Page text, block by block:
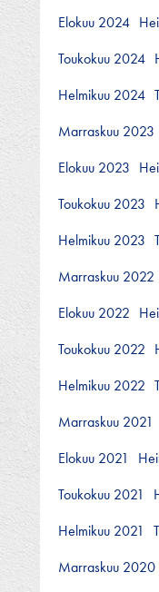
Elokuu 2024
Toukokuu 2024
Helmikuu 2024
Marraskuu 2023
Elokuu 2023
Toukokuu 2023
Helmikuu 2023
Marraskuu 2022
Elokuu 2022
Toukokuu 2022
Helmikuu 2022
Marraskuu 2021
Elokuu 2021
Toukokuu 2021
Helmikuu 2021
Marraskuu 2020